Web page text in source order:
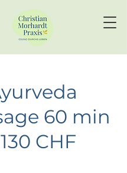
60 min
CHF